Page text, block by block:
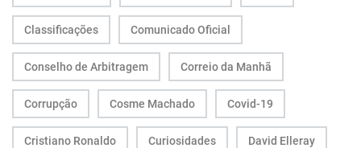
Classificações Comunicado Oficial
Conselho de Arbitragem Correio da Manhã
Corrupção Cosme Machado Covid-19
Cristiano Ronaldo Curiosidades David Elleray